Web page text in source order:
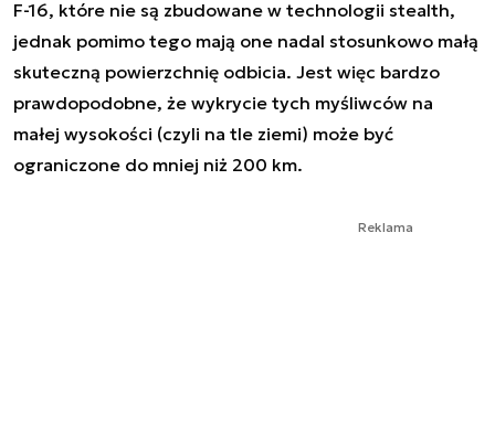
F-16, które nie są zbudowane w technologii stealth,
jednak pomimo tego mają one nadal stosunkowo małą
skuteczną powierzchnię odbicia. Jest więc bardzo
prawdopodobne, że wykrycie tych myśliwców na
małej wysokości (czyli na tle ziemi) może być
ograniczone do mniej niż 200 km.
Reklama